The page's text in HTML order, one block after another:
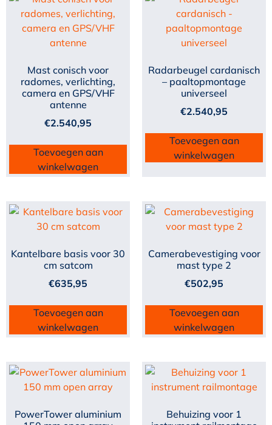
Mast conisch voor
radomes, verlichting,
camera en GPS/VHF
antenne
€2.540,95
Toevoegen aan
winkelwagen
Radarbeugel cardanisch
– paaltopmontage
universeel
€2.540,95
Toevoegen aan
winkelwagen
Kantelbare basis voor 30
cm satcom
€635,95
Toevoegen aan
winkelwagen
Camerabevestiging voor
mast type 2
€502,95
Toevoegen aan
winkelwagen
PowerTower aluminium
Behuizing voor 1